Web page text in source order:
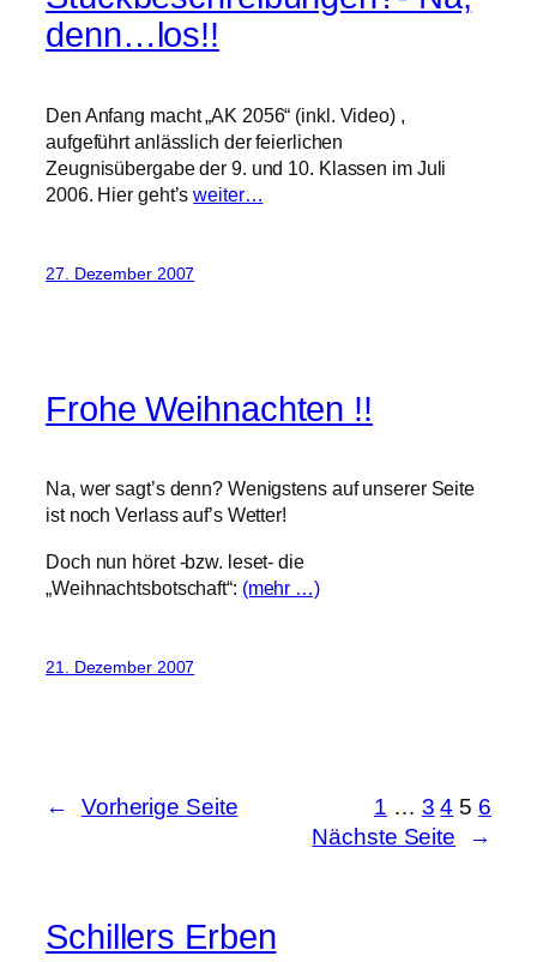
denn…los!!
Den Anfang macht „AK 2056“ (inkl. Video) ,
aufgeführt anlässlich der feierlichen
Zeugnisübergabe der 9. und 10. Klassen im Juli
2006. Hier geht’sweiter…
27. Dezember 2007
Frohe Weihnachten !!
Na, wer sagt’s denn? Wenigstens auf unserer Seite
ist noch Verlass auf’s Wetter!
Doch nun höret -bzw. leset- die
„Weihnachtsbotschaft“: (mehr …)
21. Dezember 2007
← Vorherige Seite 1 … 3 4 5 6
Nächste Seite
→
Schillers Erben